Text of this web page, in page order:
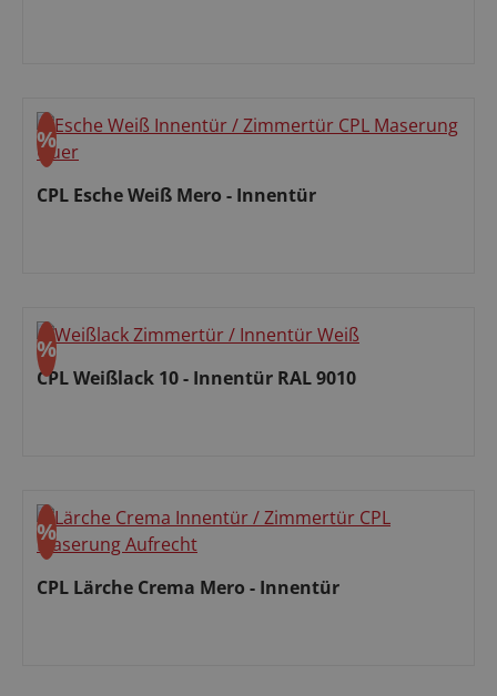
Rabatt
%
CPL Esche Weiß Mero - Innentür
Rabatt
%
CPL Weißlack 10 - Innentür RAL 9010
Rabatt
%
CPL Lärche Crema Mero - Innentür